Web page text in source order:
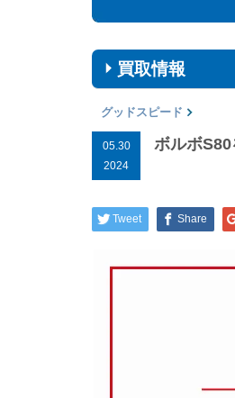
買取情報
グッドスピード
05.30
2024
ボルボ
Tweet Share